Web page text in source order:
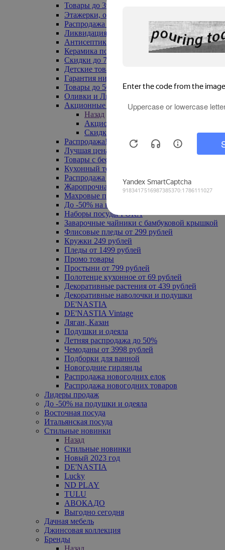
Товары до 399₽
Этажерки, обувницы
Распродажа текстиля до -50%
Ликвидация до -70%
Антисептики
Керамика по 129 руб
Скидки до 70%
Детские товары
Гарантия низкой цены
Товары до 500 руб
Оливки и Лимоны
Акционные товары
Назад
Акционные товары
Скидка 20% по промокоду
Распродажа! Ульяновск до -70%
Лучшая цена
Товары с бесплатной доставкой
Кухонный текстиль
Распродажа до -50%
Жаропрочная посуда
Махровые полотенца
До -50% на ковры
Наборы посуды FORA
Заварочные чайники с бамбуковой крышкой
Флисовые пледы от 299 рублей
Кружки 249 рублей
Пледы от 1499 рублей
Промо товары
Простыни от 799 рублей
Полотенце кухонное от 69 рублей
Декоративные растения от 439 рублей
Декоративные наволочки и подушки
DE'NASTIA
DE'NASTIA Vintage
Ляган, Казан
Подушки и одеяла
Летняя распродажа до 50%
Чемоданы от 3998 рублей
Подборки для ванной
Новогодние гирлянды
Распродажа новогодних елок
Распродажа новогодних товаров
Лидеры продаж
До -50% на подушки и одеяла
Восточная посуда
Итальянская посуда
Стильные новинки
Назад
Стильные новинки
Новый 2023 год
DE'NASTIA
Lucky
ND PLAY
TULU
АВОКАДО
Выгодно сегодня
Дачная мебель
Джинсовая коллекция
Бренды
Назад